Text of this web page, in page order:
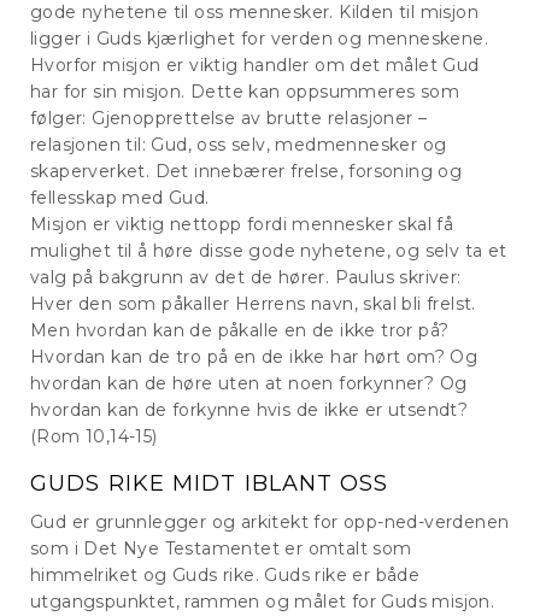
gode nyhetene til oss mennesker. Kilden til misjon
ligger i Guds kjærlighet for verden og menneskene.
Hvorfor misjon er viktig handler om det målet Gud
har for sin misjon. Dette kan oppsummeres som
følger: Gjenopprettelse av brutte relasjoner –
relasjonen til: Gud, oss selv, medmennesker og
skaperverket. Det innebærer frelse, forsoning og
fellesskap med Gud.
Misjon er viktig nettopp fordi mennesker skal få
mulighet til å høre disse gode nyhetene, og selv ta et
valg på bakgrunn av det de hører. Paulus skriver:
Hver den som påkaller Herrens navn, skal bli frelst.
Men hvordan kan de påkalle en de ikke tror på?
Hvordan kan de tro på en de ikke har hørt om? Og
hvordan kan de høre uten at noen forkynner? Og
hvordan kan de forkynne hvis de ikke er utsendt?
(Rom 10,14-15)
GUDS RIKE MIDT IBLANT OSS
Gud er grunnlegger og arkitekt for opp-ned-verdenen
som i Det Nye Testamentet er omtalt som
himmelriket og Guds rike. Guds rike er både
utgangspunktet, rammen og målet for Guds misjon.